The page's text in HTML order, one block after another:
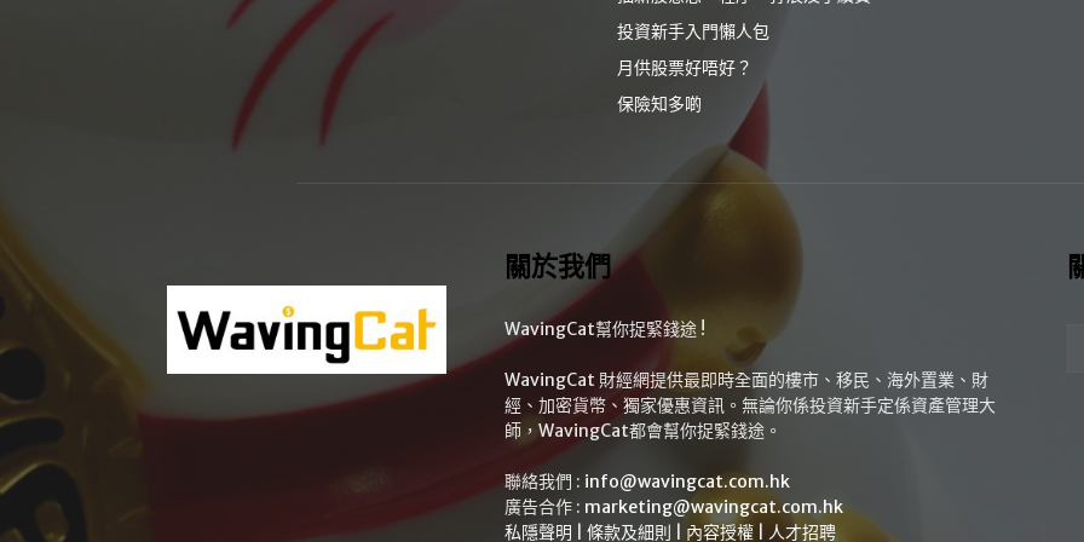
投資新手入門懶人包
月供股票好唔好？
保險知多啲
關於我們
WavingCat幫你捉緊錢途 !
WavingCat 財經網提供最即時全面的樓市、移民、海外置業、財
經、加密貨幣、獨家優惠資訊。無論你係投資新手定係資產管理大
師，WavingCat都會幫你捉緊錢途。
聯絡我們 : info@wavingcat.com.hk
廣告合作 : marketing@wavingcat.com.hk
私隱聲明
條款及細則 內容授權 人才招聘